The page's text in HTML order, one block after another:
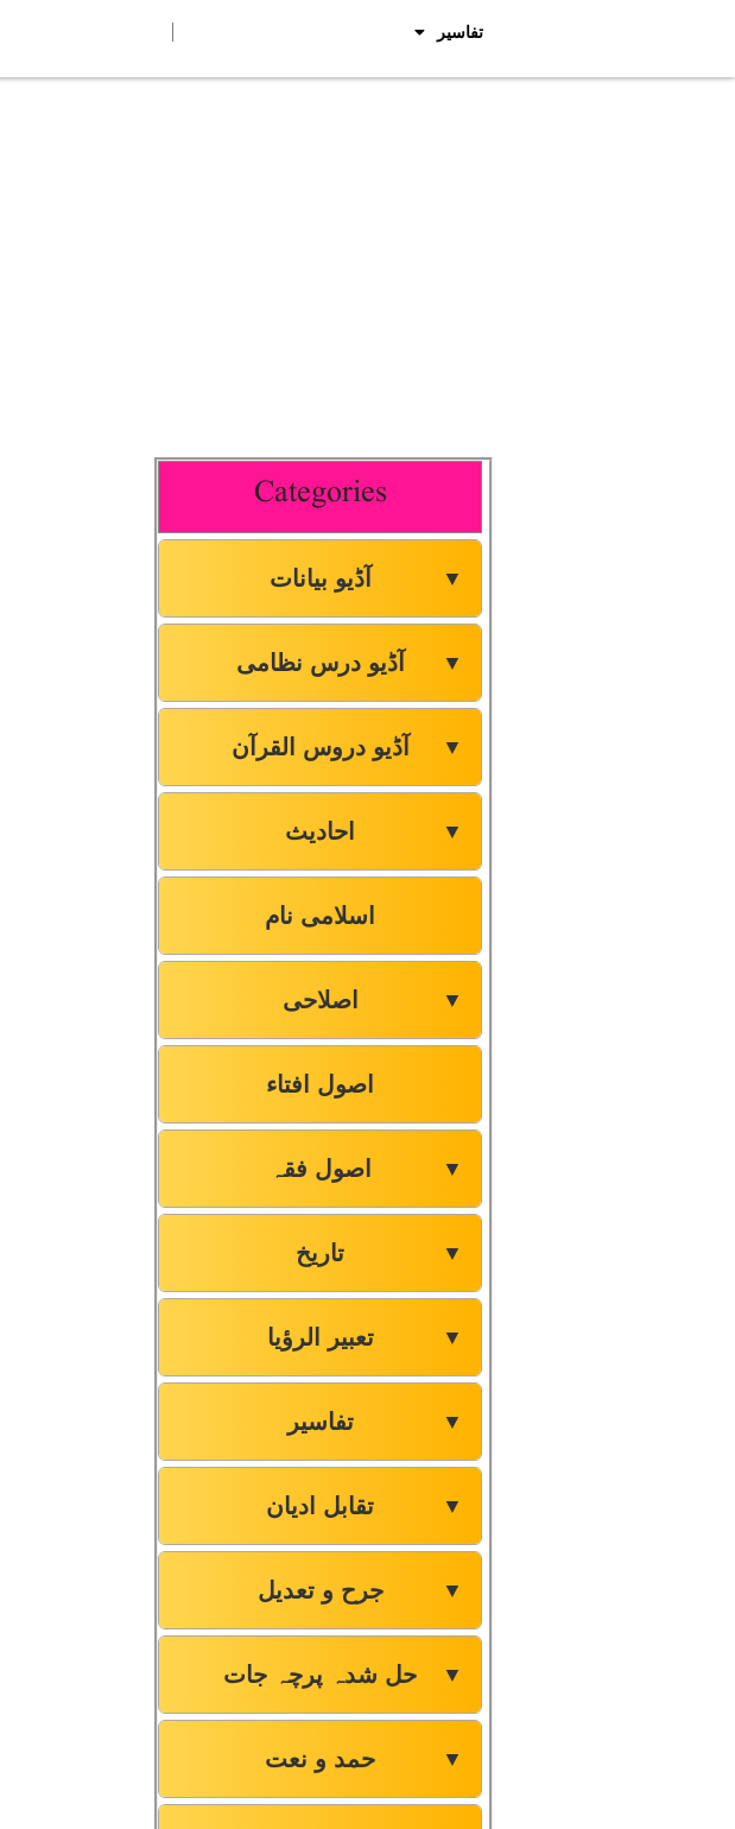
تفاسیر
Categories
آڈیو بیانات ▼
آڈیو درس نظامی ▼
آڈیو دروس القرآن ▼
احادیث ▼
اسلامی نام
اصلاحی ▼
اصول افتاء
اصول فقہ ▼
تاریخ ▼
تعبیر الرؤیا ▼
تفاسیر ▼
تقابل ادیان ▼
جرح و تعدیل ▼
حل شدہ پرچہ جات ▼
حمد و نعت ▼